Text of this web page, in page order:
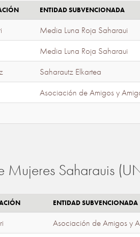
ENTIDAD SUBVENCIONADA
Media Luna Roja Saharaui
Media Luna Roja Saharaui
Saharautz Elkartea
Asociación de Amigos y
Mujeres Saharauis
ENTIDAD SUBVENCIONADA
Asociación de Amigos y